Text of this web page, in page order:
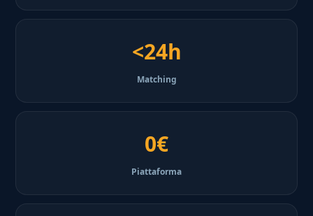
<24h
Matching
0€
Piattaforma